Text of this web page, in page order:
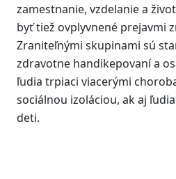
zamestnanie, vzdelanie a
byť tiež ovplyvnené prejavmi
Zraniteľnými skupinami sú
zdravotne handikepovaní a
ľudia trpiaci viacerými
sociálnou izoláciou, ak aj
deti.